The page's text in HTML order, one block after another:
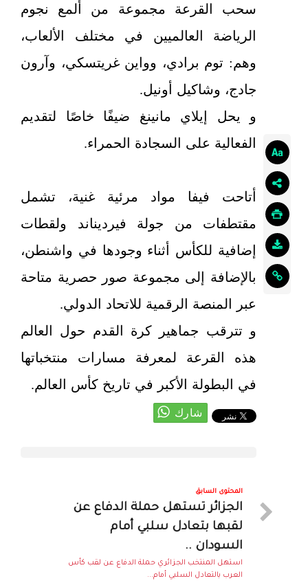
سحب القرعة مجموعة من ألمع نجوم
الرياضة العالميين في مختلف الألعاب،
وهم: توم برادي، وواين غريتسكي، وآرون
جادج، وشاكيل أونيل.
و يحل إيلاي مانينغ ضيفًا خاصًا لتقديم
الفعالية على السجادة الحمراء.
أتاحت فيفا مواد مرئية غنية، تشمل
مقتطفات من جولة فيرديناند ولقطات
إضافية للكأس أثناء وجودها في واشنطن،
بالإضافة إلى مجموعة صور حصرية متاحة
عبر المنصة الرقمية للاتحاد الدولي.
و تترقب جماهير كرة القدم حول العالم
هذه القرعة لمعرفة مسارات منتخباتها
في البطولة الأكبر في تاريخ كأس العالم.
المحتوى السابق
الجزائر تستهل حملة الدفاع عن
لقبها بتعادل سلبي أمام
السودان ..
استهل المنتخب الجزائري حملة الدفاع عن لقب كأس
العرب بالتعادل السلبي أمام...